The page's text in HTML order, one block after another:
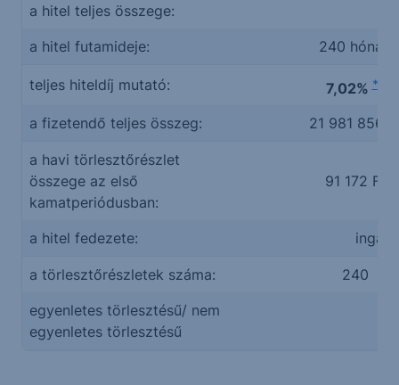
a hitel teljes összege:
a hitel futamideje:
240 hónap
teljes hiteldíj mutató: 7,02%**
a fizetendő teljes összeg: 21 981 856
a havi törlesztőrészlet
összege az első
kamatperiódusban:
91 172 Ft
a hitel fedezete:
a törlesztőrészletek száma:
240
egyenletes törlesztésű/ nem
egyenletes törlesztésű